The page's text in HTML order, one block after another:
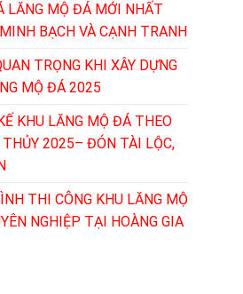
LĂNG MỘ ĐÁ MỚI NHẤT
BẠCH VÀ CẠNH TRANH
TRỌNG KHI XÂY DỰNG
MỘ ĐÁ 2025
KHU LĂNG MỘ ĐÁ THEO
THỦY 2025– ĐÓN TÀI LỘC,
THI CÔNG KHU LĂNG MỘ
NGHIỆP TẠI HOÀNG GIA